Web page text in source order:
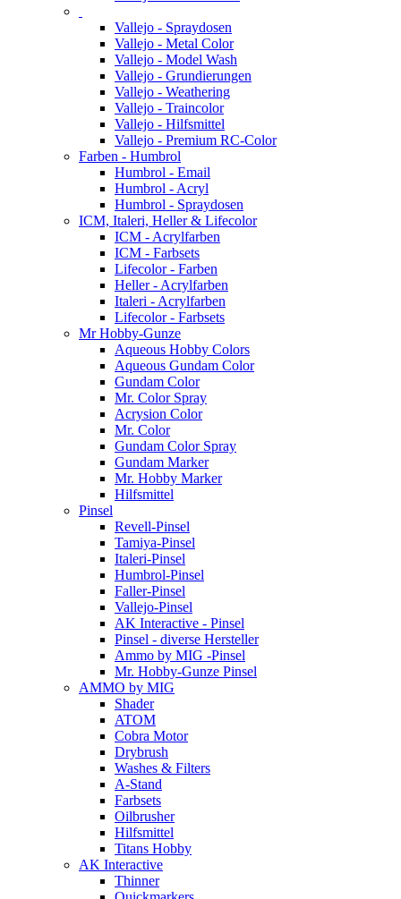
Vallejo - Spraydosen
Vallejo - Metal Color
Vallejo - Model Wash
Vallejo - Grundierungen
Vallejo - Weathering
Vallejo - Traincolor
Vallejo - Hilfsmittel
Vallejo - Premium RC-Color
Farben - Humbrol
Humbrol - Email
Humbrol - Acryl
Humbrol - Spraydosen
ICM, Italeri, Heller & Lifecolor
ICM - Acrylfarben
ICM - Farbsets
Lifecolor - Farben
Heller - Acrylfarben
Italeri - Acrylfarben
Lifecolor - Farbsets
Mr Hobby-Gunze
Aqueous Hobby Colors
Aqueous Gundam Color
Gundam Color
Mr. Color Spray
Acrysion Color
Mr. Color
Gundam Color Spray
Gundam Marker
Mr. Hobby Marker
Hilfsmittel
Pinsel
Revell-Pinsel
Tamiya-Pinsel
Italeri-Pinsel
Humbrol-Pinsel
Faller-Pinsel
Vallejo-Pinsel
AK Interactive - Pinsel
Pinsel - diverse Hersteller
Ammo by MIG -Pinsel
Mr. Hobby-Gunze Pinsel
AMMO by MIG
Shader
ATOM
Cobra Motor
Drybrush
Washes & Filters
A-Stand
Farbsets
Oilbrusher
Hilfsmittel
Titans Hobby
AK Interactive
Thinner